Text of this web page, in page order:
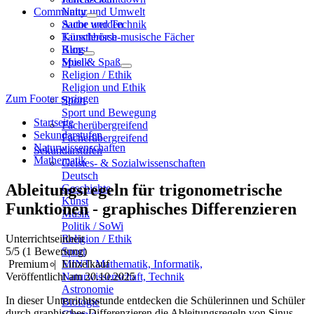
Natur und Umwelt
Sache und Technik
Künstlerisch-musische Fächer
Kunst
Musik
Religion / Ethik
Religion und Ethik
Sport
Sport und Bewegung
Fächerübergreifend
Fächerübergreifend
Sekundarstufen
Geistes- & Sozialwissenschaften
Deutsch
Geschichte
Kunst
Musik
Politik / SoWi
Religion / Ethik
Sport
MINT: Mathematik, Informatik,
Naturwissenschaft, Technik
Astronomie
Biologie
Community
Autor werden
Tauschbörse
Blog
Spiel & Spaß
Zum Footer springen
Startseite
Sekundarstufen
Naturwissenschaften
Mathematik
Ableitungsregeln für trigonometrische
Funktionen - graphisches Differenzieren
Unterrichtseinheit
5/5 (1 Bewertung)
Premium| Einzelkauf
Veröffentlicht am 20.10.2025
In dieser Unterrichtsstunde entdecken die Schülerinnen und Schüler